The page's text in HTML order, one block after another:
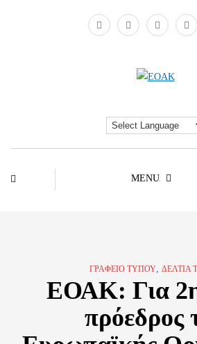
MENU
ΓΡΑΦΕΊΟ ΤΎΠΟΥ, ΔΕΛΤΊΑ
ΕΟΑΚ: Για 2η
πρόεδρος